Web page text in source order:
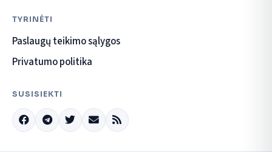
TYRINĖTI
Paslaugų teikimo sąlygos
Privatumo politika
SUSISIEKTI